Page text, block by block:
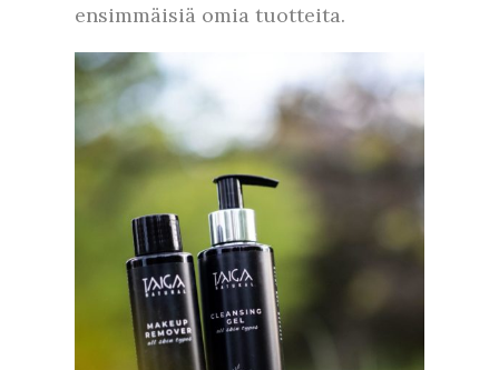
ensimmäisiä omia tuotteita.